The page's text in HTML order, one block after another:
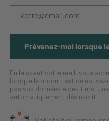
Prévenez-moi lorsque
En laissant votre mail, vous
lorsque le produit est de
pas vos données à des tiers.
automatiquement désinscrit.